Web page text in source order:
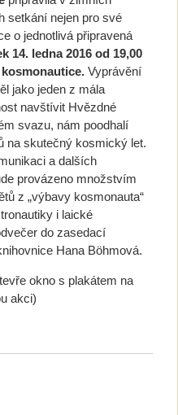
setkání nejen pro své
o jednotlivá připravená
14. ledna 2016 od 19,00
Vyprávění
jako jeden z mála
navštívit Hvězdné
svazu, nám poodhalí
na skutečný kosmický let.
a dalších
provázeno množstvím
z „výbavy kosmonauta“
i laické
do zasedací
Hana Böhmová.
okno s plakátem na
akci)